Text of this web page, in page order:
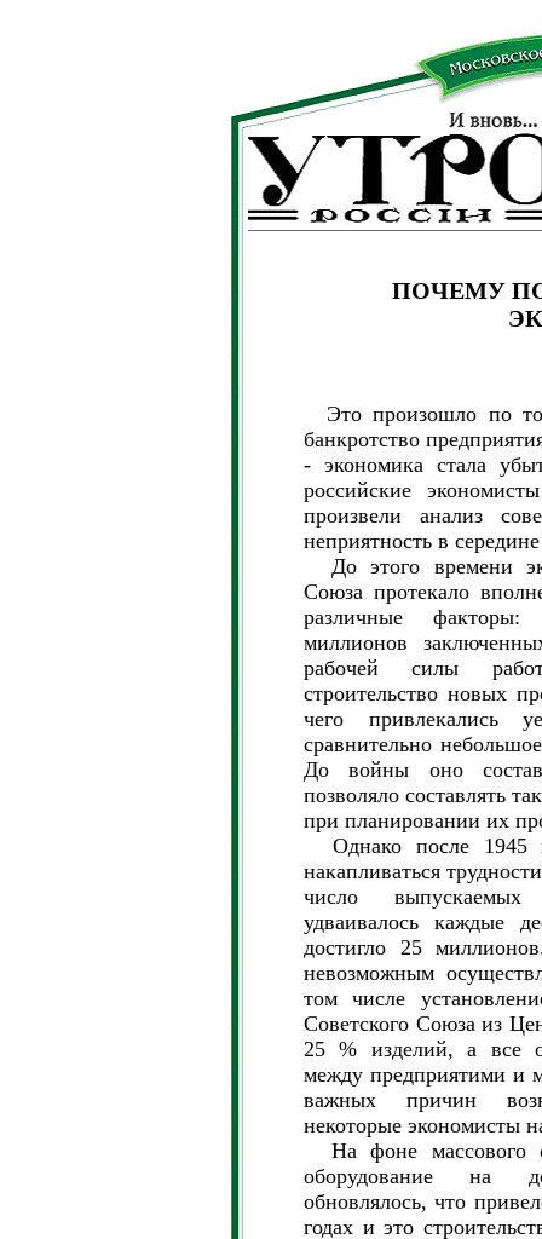
ПОЧЕМУ
Это произошло по
банкротство
- экономика стала
российские
произвели анализ
неприятность в
До этого времени
Союза протекало
различные факторы:
миллионов
рабочей силы
строительство новых
чего привлекались
сравнительно
До войны оно
позволяло составлять
при планировании их
Однако после 1945
накапливаться
число
удваивалось каждые
достигло 25
невозможным
том числе
Советского Союза из
25 % изделий, а все
между предприятими и
важных причин
некоторые экономисты
На фоне массового
оборудование на
обновлялось, что
годах и это